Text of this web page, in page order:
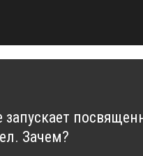
запускает
Зачем?